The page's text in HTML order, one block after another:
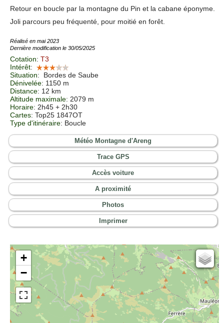
Retour en boucle par la montagne du Pin et la cabane éponyme.
Joli parcours peu fréquenté, pour moitié en forêt.
Réalisé en mai 2023
Dernière modification le 30/05/2025
Cotation: T3
Intérêt:
Situation:
Bordes de Saube
Dénivelée: 1150 m
Distance: 12 km
Altitude maximale: 2079 m
Horaire: 2h45 + 2h30
Cartes: Top25 1847OT
Type d'itinéraire: Boucle
Météo Montagne d'Areng
Trace GPS
Accès voiture
A proximité
Photos
Imprimer
+
−
Cartes IGN
Open Topo Map
Open Street Map
ESRI Word Imagery
Photographies aériennes